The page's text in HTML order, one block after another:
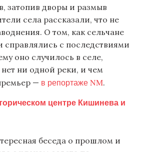
затопив дворы и размыв
села рассказали, что не
О том, как сельчане
справлялись с последствиями
оно случилось в селе,
ни одной реки, и чем
— в репортаже NM.
центре Кишинева и
беседа о прошлом и